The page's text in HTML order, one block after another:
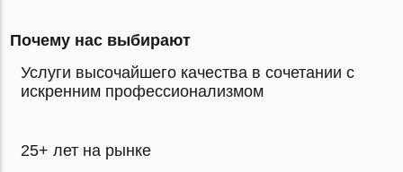
Почему нас выбирают
Услуги высочайшего качества в сочетании с
искренним профессионализмом
25+ лет на рынке